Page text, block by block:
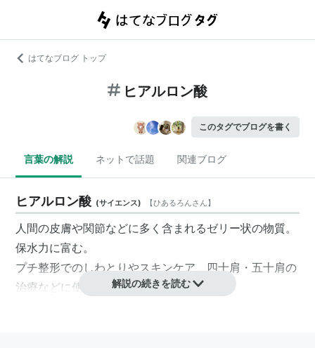
はてなブログ トップ
ヒアルロン酸
このタグでブログを書く
言葉の解説 ネットで話題 関連ブログ
ヒアルロン酸 (サイエンス) 【ひあるろんさん】
人間の皮膚や関節などに多く含まれるゼリー状の物質。
保水力に富む。
プチ整形でのしわとりやスキンケア、四十肩 ・ 五十肩の
治療などに使われる。解説の続きを読む